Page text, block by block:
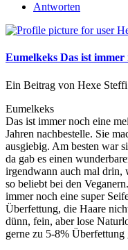
Antworten
Eumelkeks Das ist
Ein Beitrag von Hexe Steffi
Eumelkeks
Das ist immer noch eine
Jahren nachbestelle. Sie
ausgiebig. Am besten war
da gab es einen
irgendwann auch mal drin,
so beliebt bei den
immer noch eine super
Überfettung, die Haare
dünn, fein, aber lose
gerne zu 5-8% Überfettung